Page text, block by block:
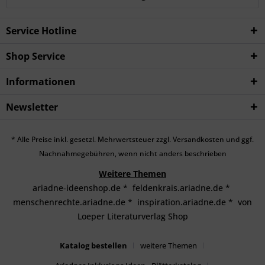
Service Hotline
Shop Service
Informationen
Newsletter
* Alle Preise inkl. gesetzl. Mehrwertsteuer zzgl. Versandkosten und ggf.
Nachnahmegebühren, wenn nicht anders beschrieben
Weitere Themen
ariadne-ideenshop.de * feldenkrais.ariadne.de *
menschenrechte.ariadne.de * inspiration.ariadne.de * von
Loeper Literaturverlag Shop
Katalog bestellen
weitere Themen